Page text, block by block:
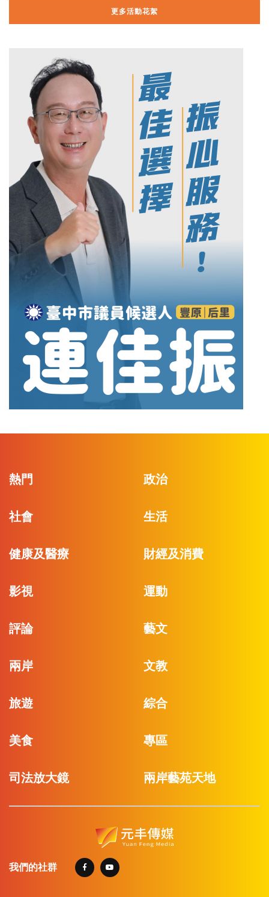
更多活動花絮
熱門 政治
社會 生活
健康及醫療 財經及消費
影視 運動
評論 藝文
兩岸 文教
旅遊 綜合
美食 專區
司法放大鏡 兩岸藝苑天地
我們的社群